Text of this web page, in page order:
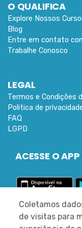
O QUALIFICA
Explore Nossos
Blog
Entre em contato
Trabalhe Conosco
LEGAL
Termos e Condições
Politica de
FAQ
LGPD
ACESSE O
©2022
Coletamos
de visitas para